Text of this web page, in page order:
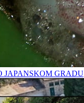
JAPANSKOM GRADU